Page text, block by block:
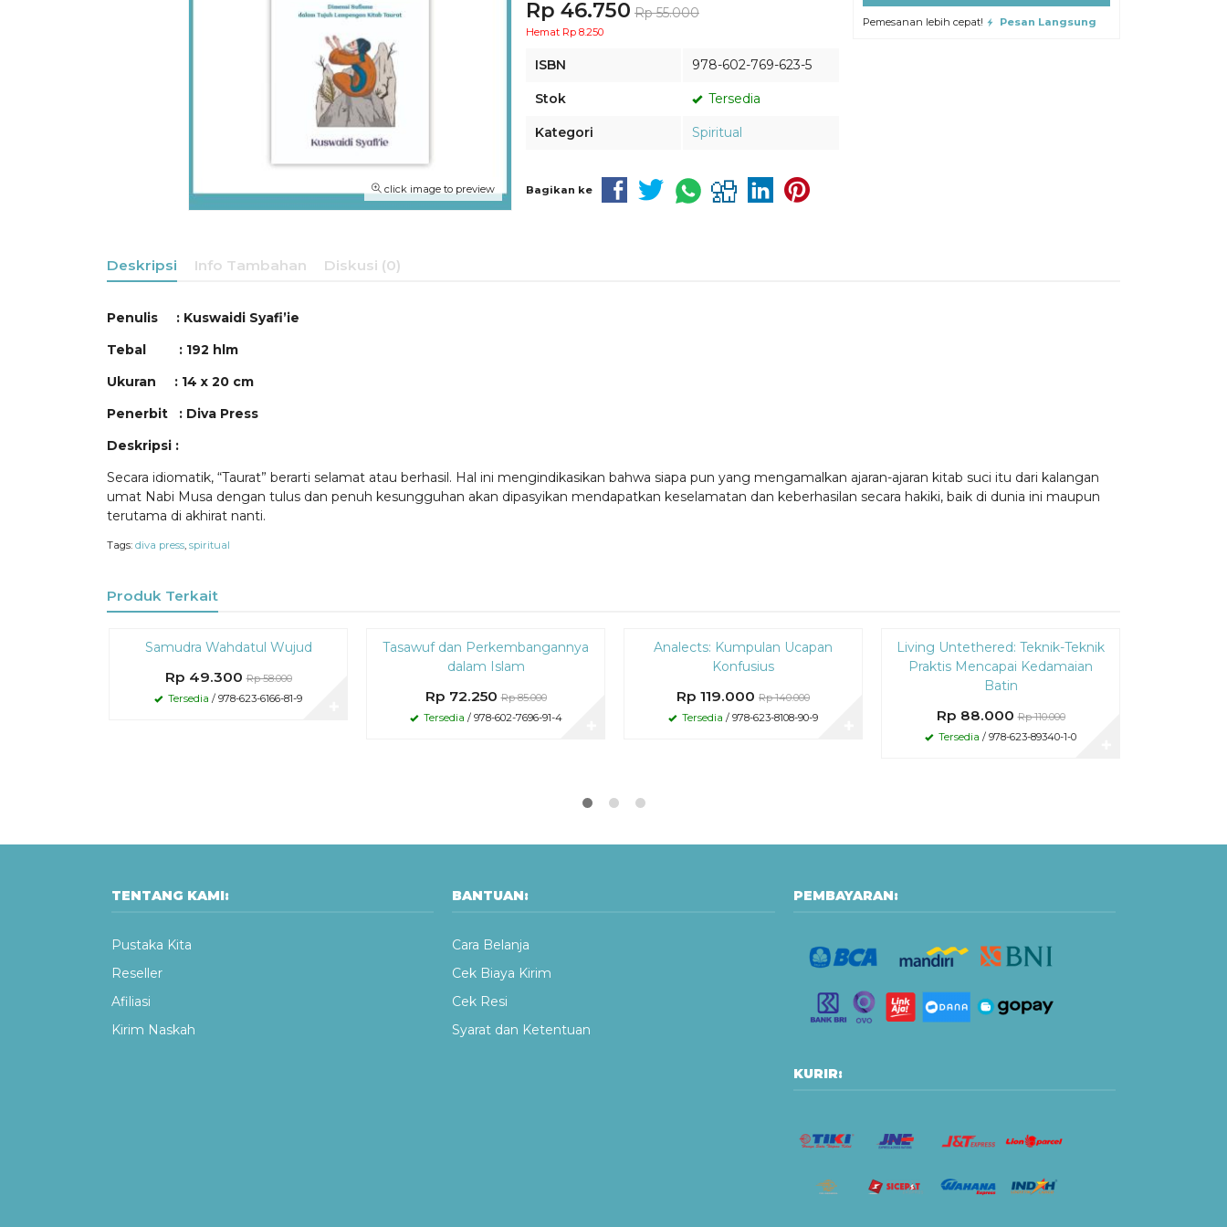
click image to preview
Rp 46.750 Rp 55.000
Hemat Rp 8.250
ISBN 978-602-769-623-5
Stok Tersedia
Kategori Spiritual
Pemesanan lebih cepat! Pesan Langsung
Bagikan ke
Deskripsi Info Tambahan Diskusi (0)
Penulis : Kuswaidi Syafi’ie
Tebal : 192 hlm
Ukuran : 14 x 20 cm
Penerbit : Diva Press
Deskripsi :
Secara idiomatik, “Taurat” berarti selamat atau berhasil. Hal ini mengindikasikan bahwa siapa pun yang mengamalkan ajaran-ajaran kitab suci itu dari kalangan
umat Nabi Musa dengan tulus dan penuh kesungguhan akan dipasyikan mendapatkan keselamatan dan keberhasilan secara hakiki, baik di dunia ini maupun
terutama di akhirat nanti.
Tags: diva press spiritual
Produk Terkait
DiskonSamudra Wahdatul Wujud
Rp 49.300 Rp 58.000
Tersedia / 978-623-6166-81-9
Diskon
15%
Tasawuf dan Perkembangannya
dalam Islam
Rp 72.250 Rp 85.000
Tersedia / 978-602-7696-91-4
Diskon
15%Analects: Kumpulan Ucapan
Konfusius
Rp 119.000 Rp 140.000
Tersedia / 978-623-8108-90-9
Diskon
20%
Living Untethered: Teknik-Teknik
Praktis Mencapai Kedamaian
Batin
Rp 88.000 Rp 110.000
Tersedia / 978-623-89340-1-0
TENTANG KAMI:
Pustaka Kita
Reseller
Afiliasi
Kirim Naskah
BANTUAN:
Cara Belanja
Cek Biaya Kirim
Cek Resi
Syarat dan Ketentuan
PEMBAYARAN:
KURIR: